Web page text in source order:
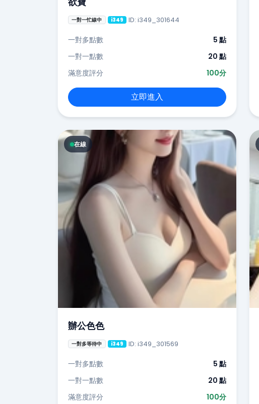
一對一忙線中 i349 ID: i349_301644
一對多點數
5 點
一對一點數
20 點
滿意度評分
100分
立即進入
在線
辦公色色
一對多等待中 i349 ID: i349_301569
一對多點數
5 點
一對一點數
20 點
滿意度評分
100分